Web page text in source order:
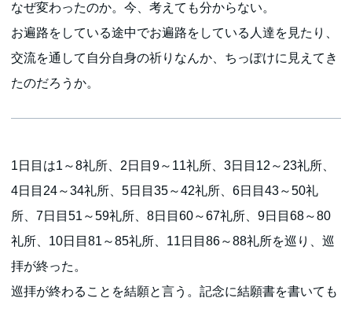
なぜ変わったのか。今、考えても分からない。
お遍路をしている途中でお遍路をしている人達を見たり、
交流を通して自分自身の祈りなんか、ちっぽけに見えてき
たのだろうか。
1日目は1～8礼所、2日目9～11礼所、3日目12～23礼所、
4日目24～34礼所、5日目35～42礼所、6日目43～50礼
所、7日目51～59礼所、8日目60～67礼所、9日目68～80
礼所、10日目81～85礼所、11日目86～88礼所を巡り、巡
拝が終った。
巡拝が終わることを結願と言う。記念に結願書を書いても